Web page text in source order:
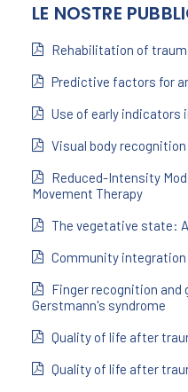
LE NOSTRE
Rehabilitation of
Predictive factors for
Use of early indicators
Visual body
Reduced-Intensity
Movement Therapy
The vegetative state:
Community
Finger recognition
Gerstmann's syndrome
Quality of life after
Quality of life after